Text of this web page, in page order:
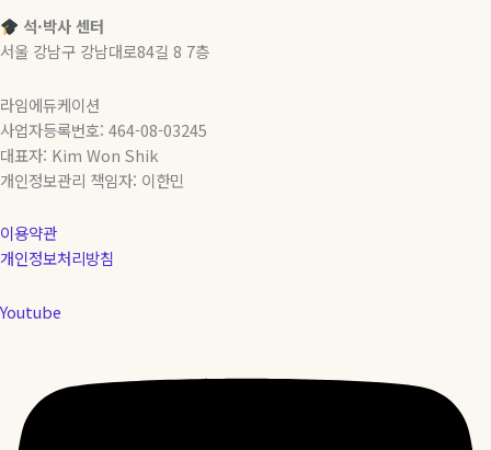
석·박사 센터
서울 강남구 강남대로84길 8 7층
라임에듀케이션
사업자등록번호: 464-08-03245
대표자: Kim Won Shik
개인정보관리 책임자: 이한민
이용약관
개인정보처리방침
Youtube